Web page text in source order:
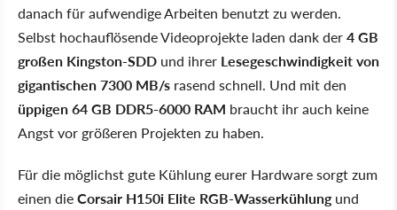
danach für aufwendige Arbeiten benutzt zu werden.
Selbst hochauflösende Videoprojekte laden dank der4 GB
großen Kingston-SDD und ihrer Lesegeschwindigkeit von
gigantischen 7300 MB/s rasend schnell. Und mit den
üppigen 64 GB DDR5-6000 RAM braucht ihr auch keine
Angst vor größeren Projekten zu haben.
Für die möglichst gute Kühlung eurer Hardware sorgt zum
einen dieCorsair H150i Elite RGB-Wasserkühlungund